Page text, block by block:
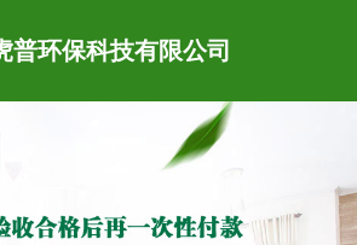
普环保科技有限公司